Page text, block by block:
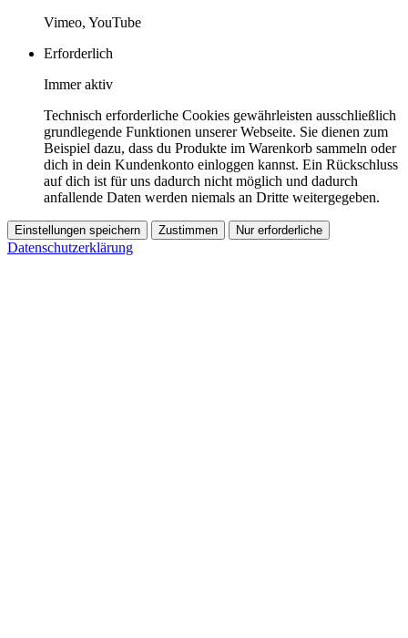
Vimeo, YouTube
Erforderlich
Immer aktiv
Technisch erforderliche Cookies gewährleisten ausschließlich
grundlegende Funktionen unserer Webseite. Sie dienen zum
Beispiel dazu, dass du Produkte im Warenkorb sammeln oder
dich in dein Kundenkonto einloggen kannst. Ein Rückschluss
auf dich ist für uns dadurch nicht möglich und dadurch
anfallende Daten werden niemals an Dritte weitergegeben.
Einstellungen speichern Zustimmen Nur erforderliche
Datenschutzerklärung